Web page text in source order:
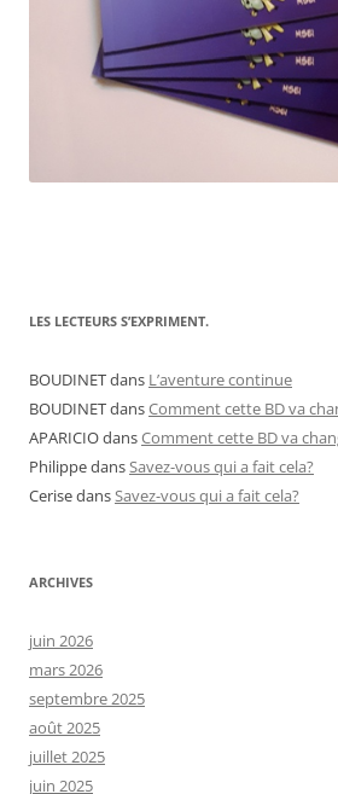
LES LECTEURS S’EXPRIMENT.
BOUDINETdans L’aventure continue
BOUDINETdansComment cette BD va
APARICIOdansComment cette BD va
PhilippedansSavez-vous qui a fait cela?
CerisedansSavez-vous qui a fait cela?
ARCHIVES
juin 2026
mars 2026
septembre 2025
août 2025
juillet 2025
juin 2025